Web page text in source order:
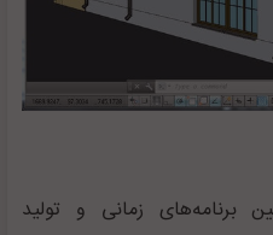
برنامه‌های زمانی و تولید